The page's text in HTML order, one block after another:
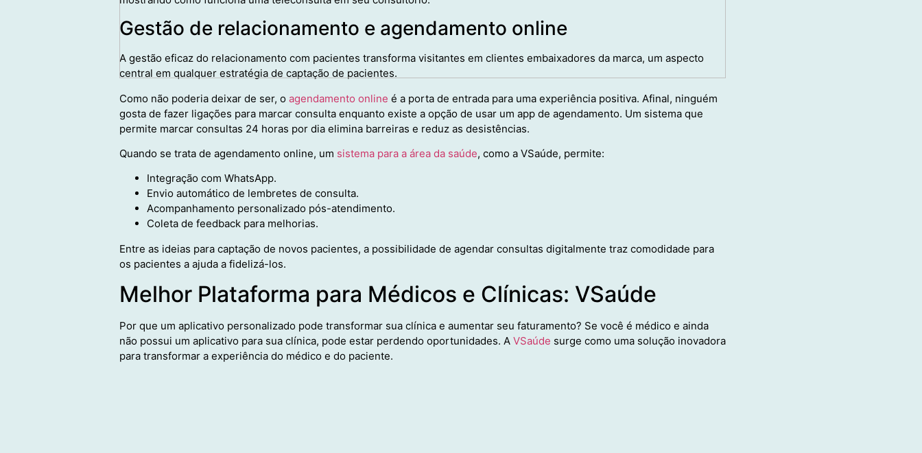
Gestão de relacionamento e agendamento online
A gestão eficaz do relacionamento com pacientes transforma visitantes em clientes embaixadores da marca, um aspecto
central em qualquer estratégia de captação de pacientes.
Como não poderia deixar de ser, o agendamento online é a porta de entrada para uma experiência positiva. Afinal, ninguém
gosta de fazer ligações para marcar consulta enquanto existe a opção de usar um app de agendamento. Um sistema que
permite marcar consultas 24 horas por dia elimina barreiras e reduz as desistências.
Quando se trata de agendamento online, um sistema para a área da saúde, como a VSaúde, permite:
Integração com WhatsApp.
Envio automático de lembretes de consulta.
Acompanhamento personalizado pós-atendimento.
Coleta de feedback para melhorias.
Entre as ideias para captação de novos pacientes, a possibilidade de agendar consultas digitalmente traz comodidade para
os pacientes a ajuda a fidelizá-los.
Melhor Plataforma para Médicos e Clínicas: VSaúde
Por que um aplicativo personalizado pode transformar sua clínica e aumentar seu faturamento? Se você é médico e ainda
não possui um aplicativo para sua clínica, pode estar perdendo oportunidades. A VSaúde surge como uma solução inovadora
para transformar a experiência do médico e do paciente.